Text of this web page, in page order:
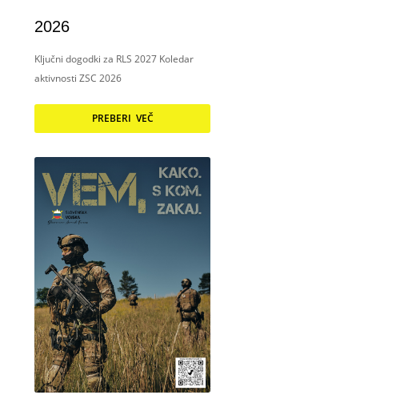
2026
Ključni dogodki za RLS 2027 Koledar
aktivnosti ZSC 2026
PREBERI VEČ